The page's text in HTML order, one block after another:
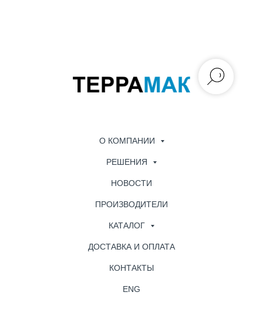
О КОМПАНИИ
РЕШЕНИЯ
НОВОСТИ
ПРОИЗВОДИТЕЛИ
КАТАЛОГ
ДОСТАВКА И ОПЛАТА
КОНТАКТЫ
ENG